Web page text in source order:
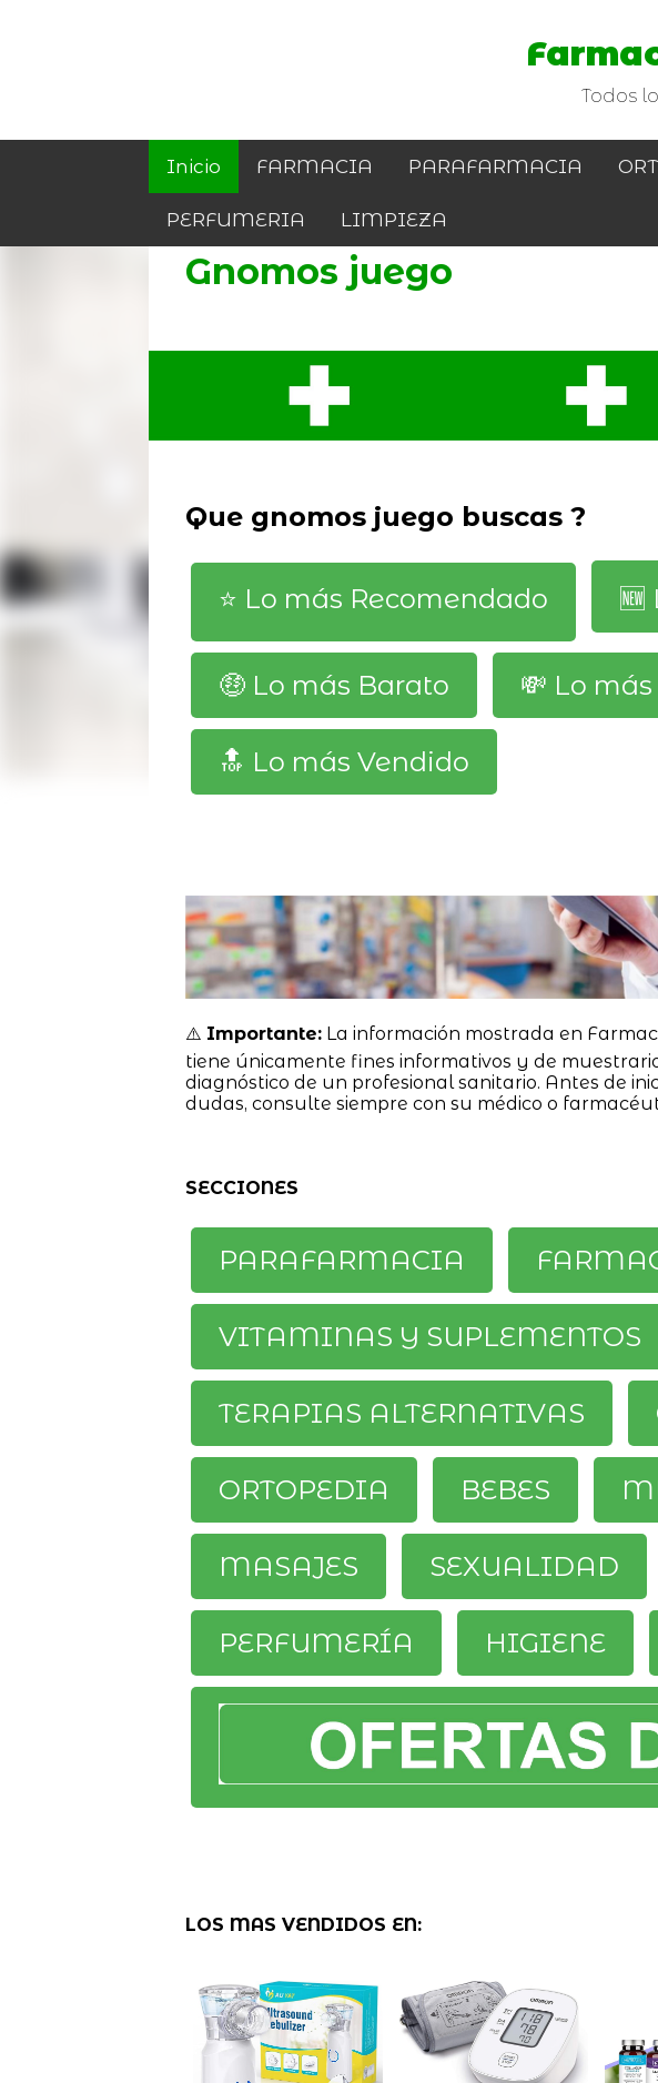
Todos
Inicio FARMACIA PARAFARMACIA
PERFUMERIA LIMPIEZA
Gnomos juego
Que gnomos juego buscas ?
⭐️ Lo más Recomendado 🆕️
🤑 Lo más Barato 💸 Lo más
🔝 Lo más Vendido
⚠️ Importante:La información mostrada en
tiene únicamente fines informativos y de
diagnóstico de un profesional sanitario. Antes de
dudas, consulte siempre con su médico o
SECCIONES
PARAFARMACIA
VITAMINAS Y SUPLEMENTOS
TERAPIAS ALTERNATIVAS
ORTOPEDIA BEBES
MASAJES SEXUALIDAD
PERFUMERÍA HIGIENE
LOS MAS VENDIDOS EN: